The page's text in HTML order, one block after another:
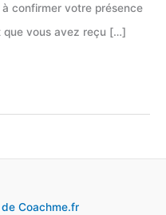
confirmer votre présence
que vous avez reçu […]
Coachme.fr